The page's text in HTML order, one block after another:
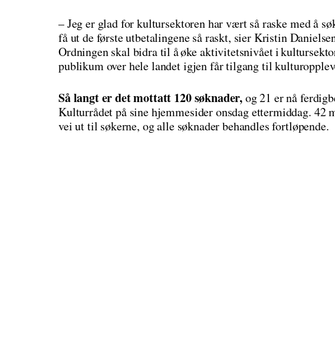
– Jeg er glad for kultursektoren har vært så raske med å
få ut de første utbetalingene så raskt, sier Kristin
Ordningen skal bidra til å øke aktivitetsnivået i
publikum over hele landet igjen får tilgang til
Så langt er det mottatt 120 søknader,og 21 er nå
Kulturrådet på sine hjemmesider onsdag ettermiddag. 42
vei ut til søkerne, og alle søknader behandles fortløpende.